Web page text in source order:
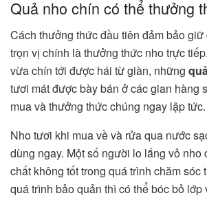
Quả nho chín có thể thưởng
Cách thưởng thức đầu tiên đảm bảo
trọn vị chính là thưởng thức nho trực
vừa chín tới được hái từ giàn, những
tươi mát được bày bán ở các gian hàng
mua và thưởng thức chúng ngay lập tức.
Nho tươi khi mua về và rửa qua nước
dùng ngay. Một số người lo lắng vỏ nho
chất không tốt trong quá trình chăm sóc
quá trình bảo quản thì có thể bóc bỏ lớp